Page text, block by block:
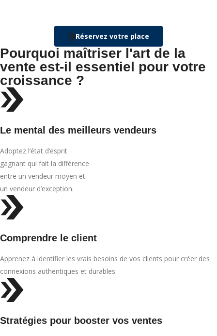
Réservez votre place
Pourquoi maîtriser l'art de la
vente est-il essentiel pour votre
croissance ?
Le mental des meilleurs vendeurs
Adoptez l’état d’esprit
gagnant qui fait la différence
entre un vendeur moyen et
un vendeur d’exception.
Comprendre le client
Apprenez à identifier les vrais besoins de vos clients pour créer des
connexions authentiques et durables.
Stratégies pour booster vos ventes